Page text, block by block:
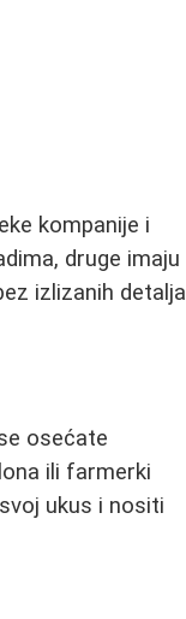
kompanije i
druge imaju
izlizanih detalja
osećate
ili farmerki
ukus i nositi